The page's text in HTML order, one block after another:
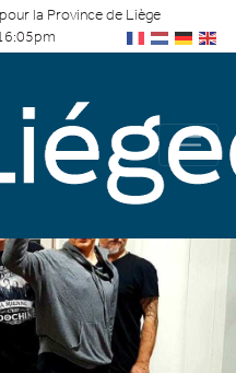
la Province de Liège